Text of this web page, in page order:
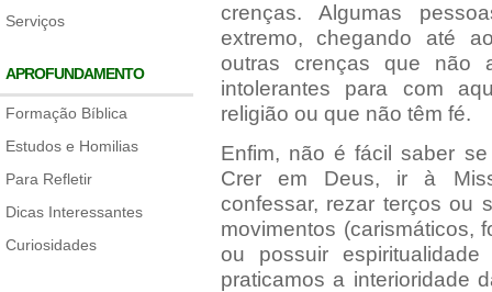
Serviços
APROFUNDAMENTO
Formação Bíblica
Estudos e Homilias
Para Refletir
Dicas Interessantes
Curiosidades
crenças. Algumas
extremo, chegando até
outras crenças que não
intolerantes para com
religião ou que não têm fé.
Enfim, não é fácil saber
Crer em Deus, ir à
confessar, rezar terços ou
movimentos (carismáticos,
ou possuir
praticamos a interioridade